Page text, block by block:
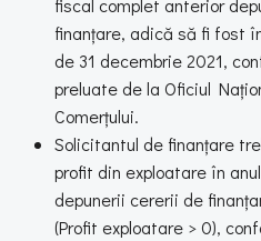
fiscal complet anterior
finanțare, adică să fi fost
de 31 decembrie 2021,
preluate de la Oficiul
Comerțului.
Solicitantul de finanțare
profit din exploatare în
depunerii cererii de
(Profit exploatare > 0),